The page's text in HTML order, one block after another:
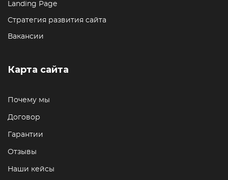
Landing Page
Стратегия развития сайта
Вакансии
Карта сайта
Почему мы
Договор
Гарантии
Отзывы
Наши кейсы